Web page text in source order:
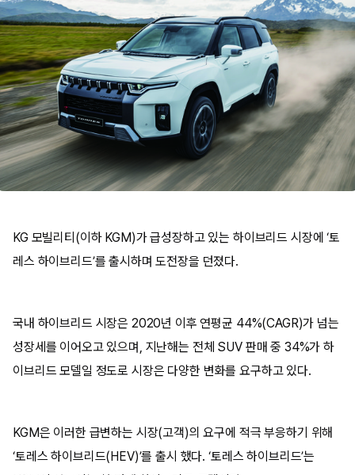
KG 모빌리티(이하 KGM)가 급성장하고 있는 하이브리드 시장에 ‘토
레스 하이브리드’를 출시하며 도전장을 던졌다.
국내 하이브리드 시장은 2020년 이후 연평균 44%(CAGR)가 넘는
성장세를 이어오고 있으며, 지난해는 전체 SUV 판매 중 34%가 하
이브리드 모델일 정도로 시장은 다양한 변화를 요구하고 있다.
KGM은 이러한 급변하는 시장(고객)의 요구에 적극 부응하기 위해
‘토레스 하이브리드(HEV)’를 출시 했다. ‘토레스 하이브리드’는